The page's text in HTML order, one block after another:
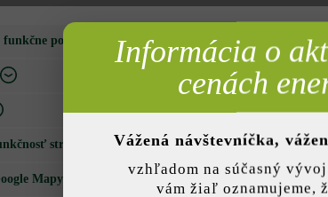
potrebné
stránky)
Mapy)
Informácia o
cenách
Vážená návštevníčka,
vzhľadom na súčasný
vám žiaľ oznamujeme,